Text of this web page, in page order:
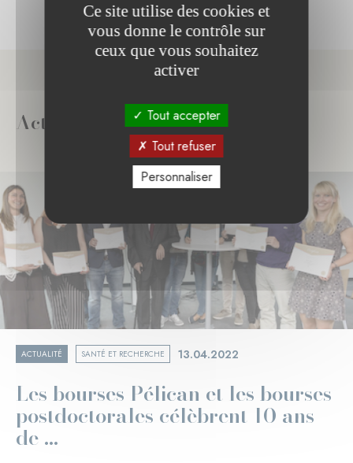
Actualités liées
ACTUALITÉ SANTÉ ET RECHERCHE 13.04.2022
Les bourses Pélican et les bourses
postdoctorales célèbrent 10 ans
de ...
Ce site utilise des cookies et
vous donne le contrôle sur
ceux que vous souhaitez
activer
Tout accepter
Tout refuser
Personnaliser